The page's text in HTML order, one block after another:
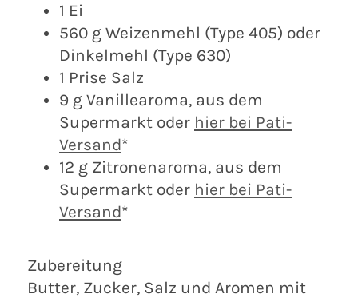
1 Ei
560 g Weizenmehl (Type 405) oder
Dinkelmehl (Type 630)
1 Prise Salz
9 g Vanillearoma, aus dem
Supermarkt oder hier bei Pati-
Versand*
12 g Zitronenaroma, aus dem
Supermarkt oder hier bei Pati-
Versand*
Zubereitung
Butter, Zucker, Salz und Aromen mit